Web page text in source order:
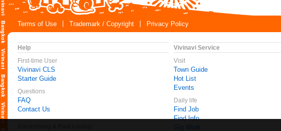
Terms of Use
Trademark / Copyright Privacy Policy
Help
First-time User
Vivinavi CLS
Starter Guide
Questions
FAQ
Contact Us
Vivinavi Service
Visit
Town Guide
Hot List
Events
Daily life
Find Job
Find Info
Gig Work